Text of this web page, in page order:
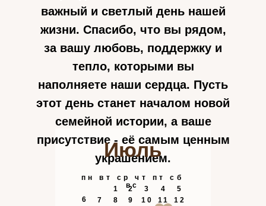
важный и светлый день нашей
жизни. Спасибо, что вы рядом,
за вашу любовь, поддержку и
тепло, которыми вы
наполняете наши сердца. Пусть
этот день станет началом новой
семейной истории, а ваше
присутствие - её самым ценным
украшением.
2 4
5
6
7 8 9 10 11 12
1
пн вт ср чт пт сб
вс
Июль
3